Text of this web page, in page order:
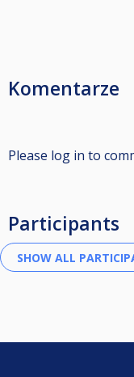
Komentarze
Please log in to
Participants